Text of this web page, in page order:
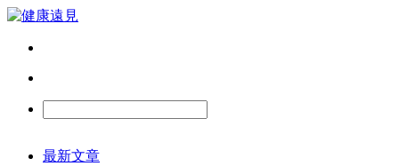
最新文章